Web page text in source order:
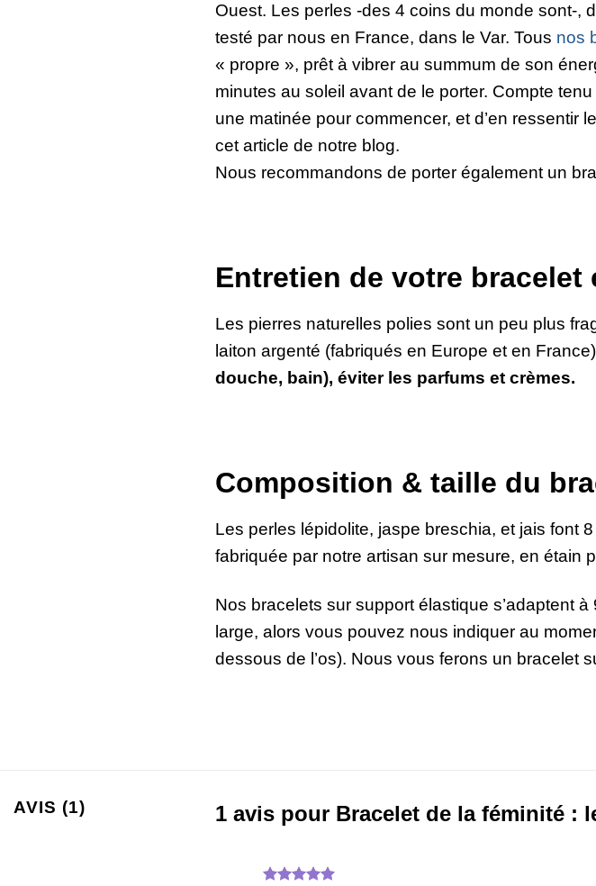
Ouest. Les perles -des 4 coins du monde sont-,
testé par nous en France, dans le Var. Tous nos
« propre », prêt à vibrer au summum de son
minutes au soleil avant de le porter. Compte
une matinée pour commencer, et d’en ressentir
cet article de notre blog.
Nous recommandons de porter également un
Entretien de votre bracelet
Les pierres naturelles polies sont un peu plus
laiton argenté (fabriqués en Europe et en
douche, bain), éviter les parfums et crèmes.
Composition & taille du
Les perles lépidolite, jaspe breschia, et jais font
fabriquée par notre artisan sur mesure, en étain
Nos bracelets sur support élastique s’adaptent
large, alors vous pouvez nous indiquer au
dessous de l’os). Nous vous ferons un bracelet
AVIS (1) 1 avis pour Bracelet de la féminité :